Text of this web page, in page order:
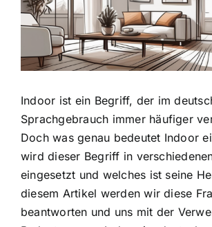
Indoor ist ein Begriff, der im
Sprachgebrauch immer häufiger
Doch was genau bedeutet Indoor
wird dieser Begriff in
eingesetzt und welches ist seine
diesem Artikel werden wir diese
beantworten und uns mit der